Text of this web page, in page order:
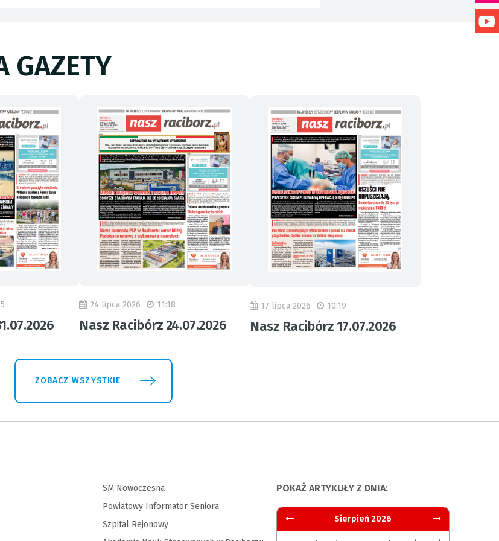
GAZETY
24 lipca 2026 11:18
Nasz Racibórz 24.07.2026
17 lipca 2026 10:19
Nasz Racibórz 17.07.2026
ZOBACZ WSZYSTKIE
SM Nowoczesna
Powiatowy Informator Seniora
Szpital Rejonowy
POKAŻ ARTYKUŁY Z DNIA:
Sierpień 2026